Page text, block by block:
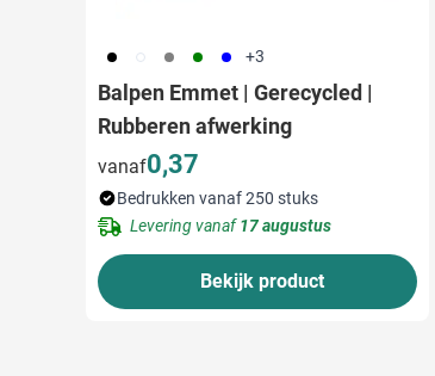
001 002 003 004 005 +3
Balpen Emmet | Gerecycled |
Rubberen afwerking
vanaf0,37
Bedrukken vanaf 250 stuks
Levering vanaf17 augustus
Bekijk product